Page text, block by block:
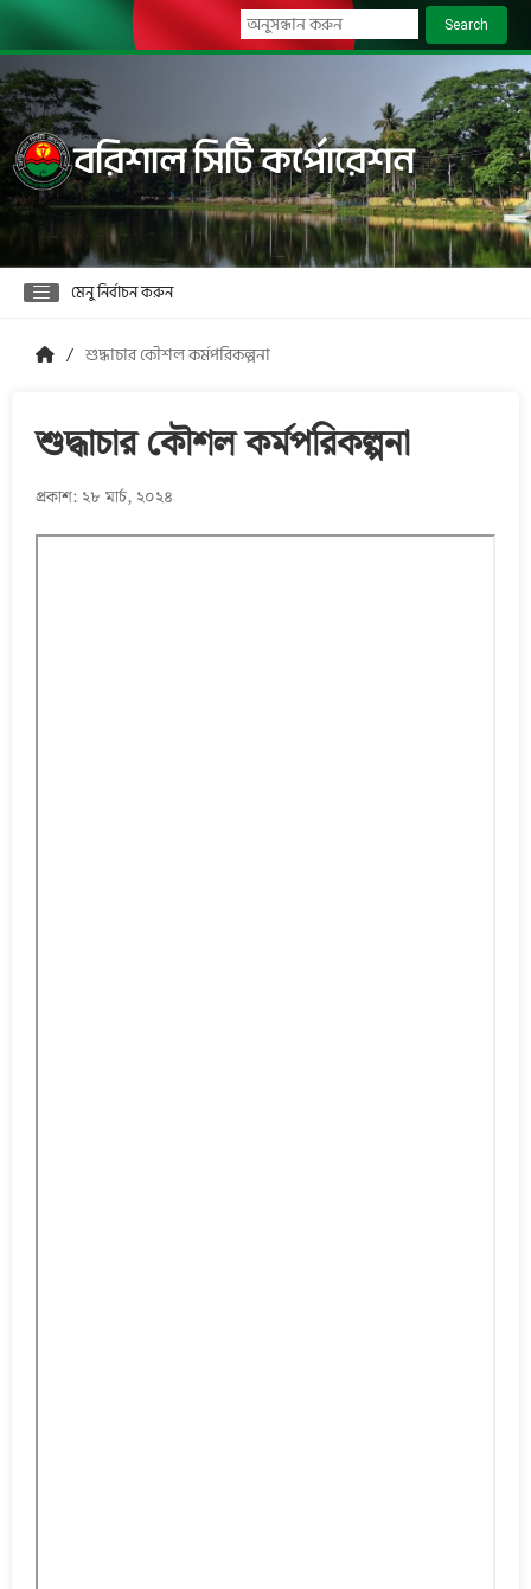
Search
বরিশাল সিটি কর্পোরেশন
মেনু নির্বাচন করুন
শুদ্ধাচার কৌশল কর্মপরিকল্পনা
শুদ্ধাচার কৌশল কর্মপরিকল্পনা
প্রকাশ: ২৮ মার্চ, ২০২৪